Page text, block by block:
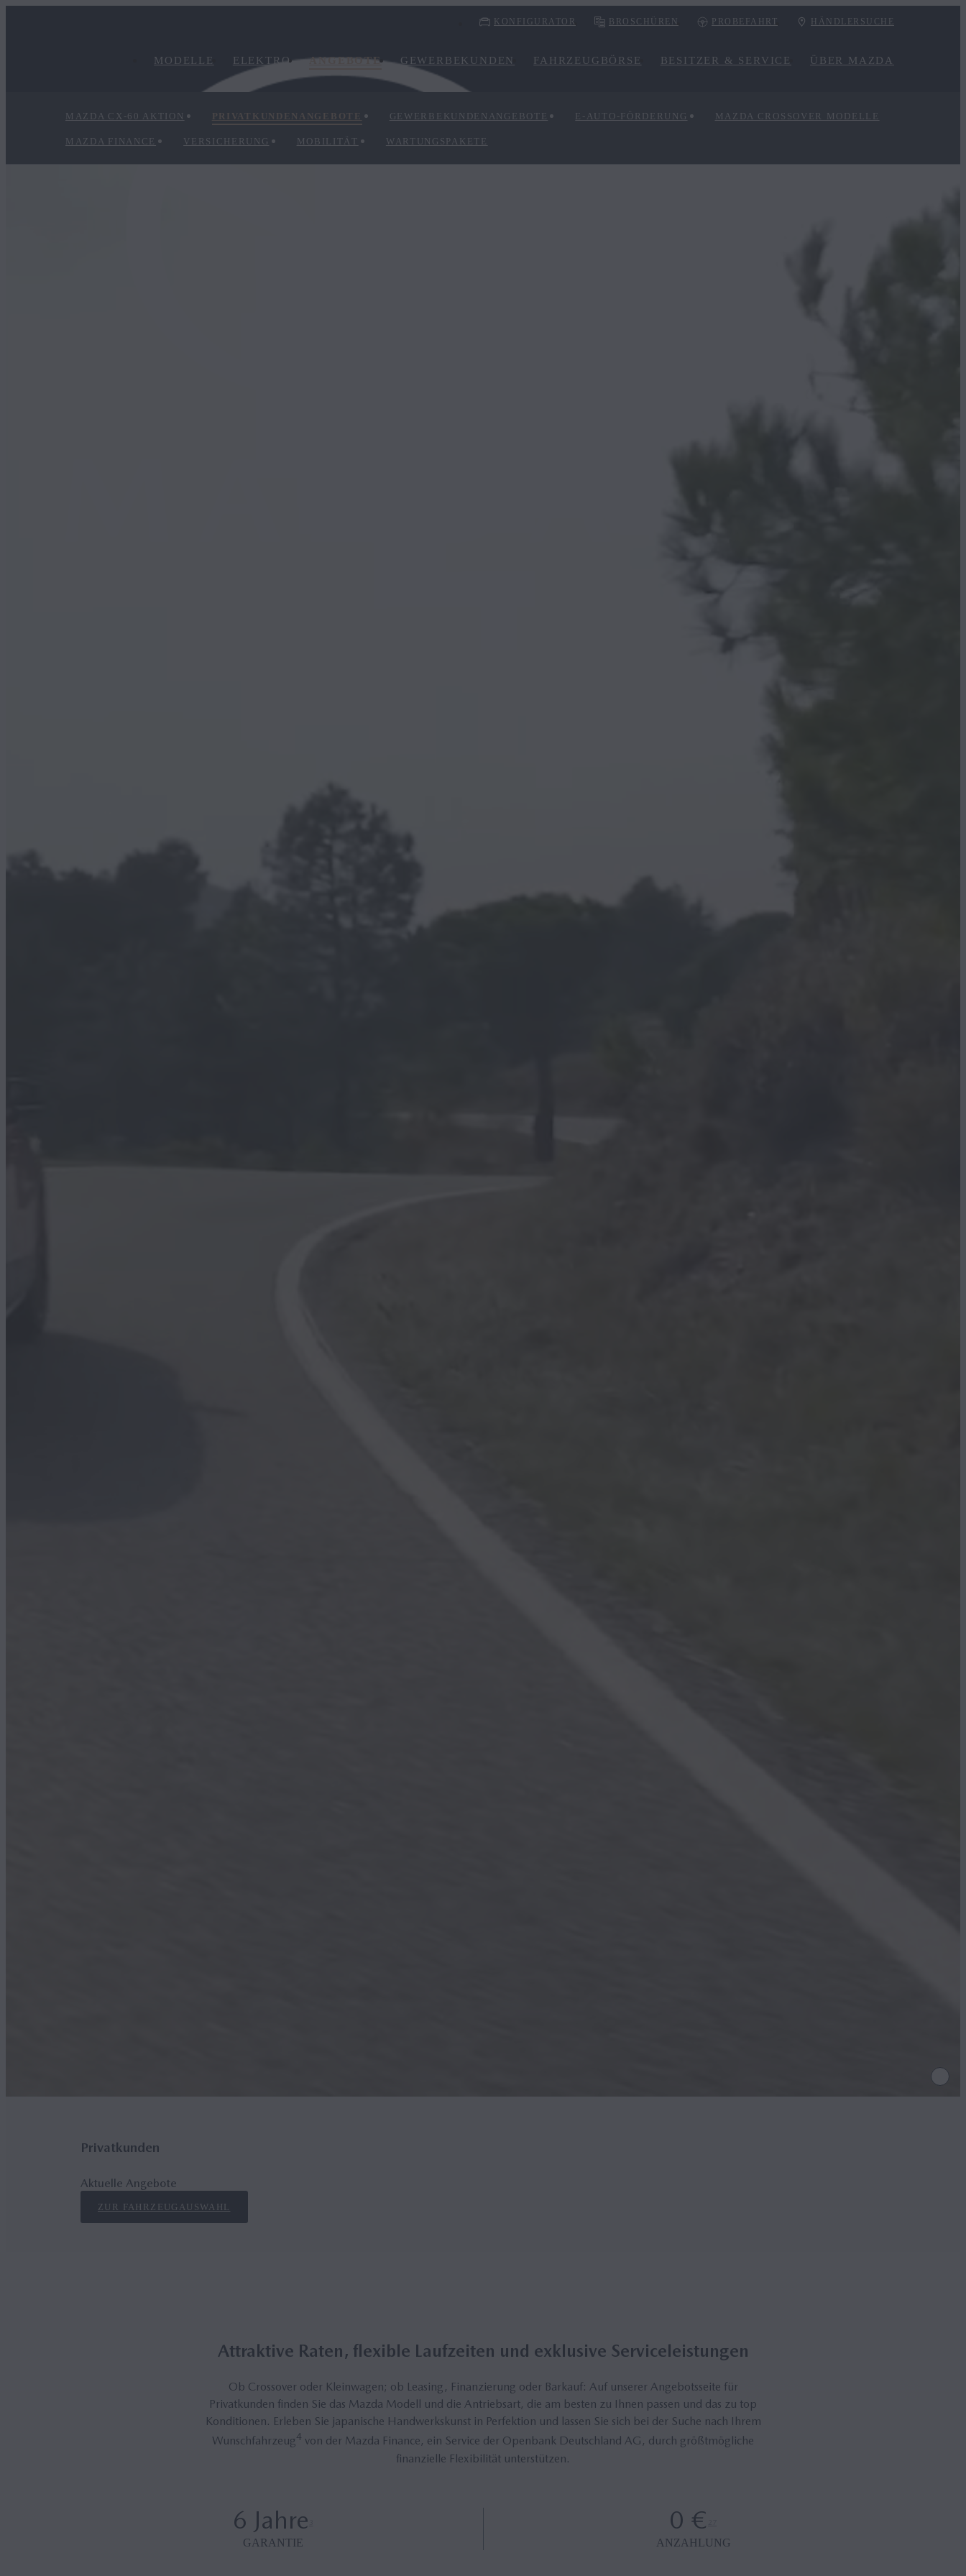
KONFIGURATOR BROSCHÜREN PROBEFAHRT HÄNDLERSUCHE
MODELLE ELEKTRO ANGEBOTE GEWERBEKUNDEN FAHRZEUGBÖRSE BESITZER & SERVICE ÜBER MAZDA
MAZDA CX‑60 AKTION PRIVATKUNDENANGEBOTE GEWERBEKUNDENANGEBOTE E-AUTO-FÖRDERUNG MAZDA CROSSOVER MODELLE
MAZDA FINANCE VERSICHERUNG MOBILITÄT WARTUNGSPAKETE
Privatkunden
Aktuelle Angebote
ZUR FAHRZEUGAUSWAHL
Attraktive Raten, flexible Laufzeiten und exklusive Serviceleistungen
Ob Crossover oder Kleinwagen; ob Leasing, Finanzierung oder Barkauf: Auf unserer Angebotsseite für
Privatkunden finden Sie das Mazda Modell und die Antriebsart, die am besten zu Ihnen passen und das zu top
Konditionen. Erleben Sie japanische Handwerkskunst in Perfektion und lassen Sie sich bei der Suche nach Ihrem
Wunschfahrzeug4 von der Mazda Finance, ein Service der Openbank Deutschland AG, durch größtmögliche
finanzielle Flexibilität unterstützen.
6 Jahre
GARANTIE
0 €
ANZAHLUNG